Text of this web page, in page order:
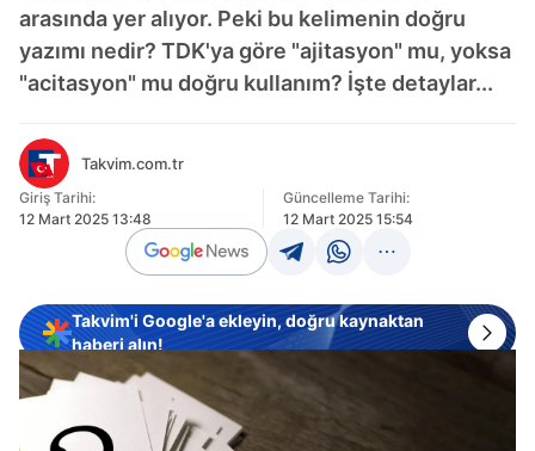
arasında yer alıyor. Peki bu kelimenin doğru
yazımı nedir? TDK'ya göre "ajitasyon" mu, yoksa
"acitasyon" mu doğru kullanım? İşte detaylar...
Takvim.com.tr
Giriş Tarihi:
12 Mart 2025 13:48
Güncelleme Tarihi:
12 Mart 2025 15:54
Takvim'i Google'a ekleyin, doğru kaynaktan
haberi alın!